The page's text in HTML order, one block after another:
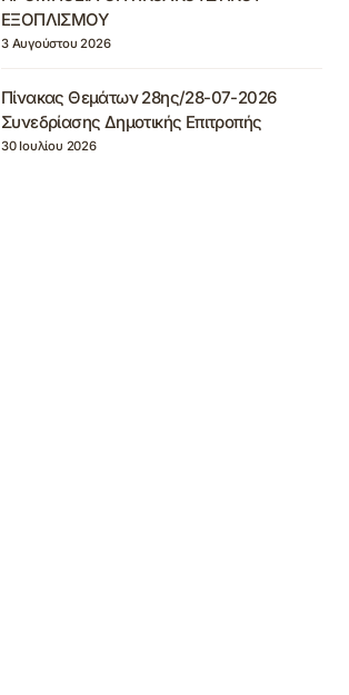
ΕΞΟΠΛΙΣΜΟΥ
3 Αυγούστου 2026
Πίνακας Θεμάτων 28ης/28-07-2026
Συνεδρίασης Δημοτικής Επιτροπής
30 Ιουλίου 2026